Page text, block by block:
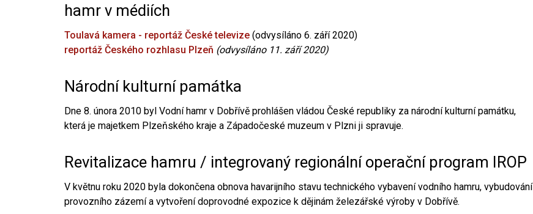
hamr v médiích
Toulavá kamera - reportáž České televize (odvysíláno 6. září 2020)
reportáž Českého rozhlasu Plzeň (odvysíláno 11. září 2020)
Národní kulturní památka
Dne 8. února 2010 byl Vodní hamr v Dobřívě prohlášen vládou České republiky za národní kulturní památku,
která je majetkem Plzeňského kraje a Západočeské muzeum v Plzni ji spravuje.
Revitalizace hamru / integrovaný regionální operační program IROP
V květnu roku 2020 byla dokončena obnova havarijního stavu technického vybavení vodního hamru, vybudování
provozního zázemí a vytvoření doprovodné expozice k dějinám železářské výroby v Dobřívě.